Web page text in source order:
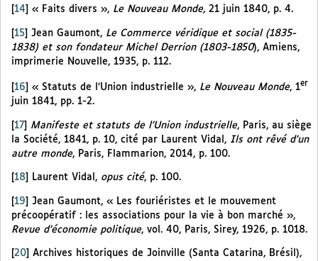
14 « Faits divers », Le Nouveau Monde, 21 juin 1840, p. 4.
[15] Jean Gaumont, Le Commerce véridique et social (1835-
1838) et son fondateur Michel Derrion (1803-1850), Amiens,
imprimerie Nouvelle, 1935, p. 112.
16 « Statuts de l’Union industrielle », Le Nouveau Monde, 1er
juin 1841, pp. 1-2.
[17] Manifeste et statuts de l’Union industrielle, Paris, au siège
la Société, 1841, p. 10, cité par Laurent Vidal, Ils ont rêvé d’un
autre monde, Paris, Flammarion, 2014, p. 100.
18 Laurent Vidal, opus cité, p. 100.
[19] Jean Gaumont, « Les fouriéristes et le mouvement
précoopératif : les associations pour la vie à bon marché »,
Revue d’économie politique, vol. 40, Paris, Sirey, 1926, p. 1018.
20
Archives historiques de Joinville (Santa Catarina, Brésil),